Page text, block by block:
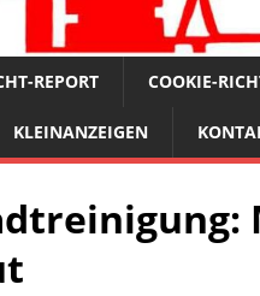
REPORT COOKIE-
KLEINANZEIGEN